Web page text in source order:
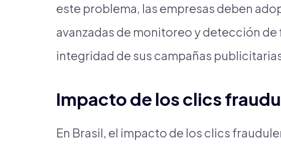
este problema, las empresas deben
avanzadas de monitoreo y detección de
integridad de sus campañas
Impacto de los clics
En Brasil, el impacto de los clics